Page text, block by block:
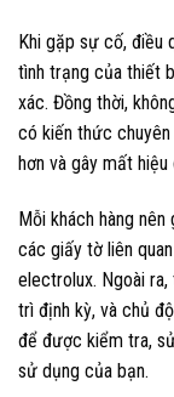
Khi gặp sự cố, điều
tình trạng của thiết
xác. Đồng thời,
có kiến thức
hơn và gây mất hiệu
Mỗi khách hàng nên
các giấy tờ liên
electrolux. Ngoài
trì định kỳ, và chủ
để được kiểm tra,
sử dụng của bạn.